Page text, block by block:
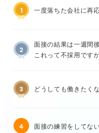
1 一度落ちた会社に再
2
面接の結果は一週間
これって不採用です
3 どうしても働きたく
4 面接の練習をしてな